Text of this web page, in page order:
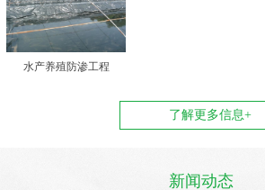
水产养殖防渗工程
了解更多信息+
新闻动态